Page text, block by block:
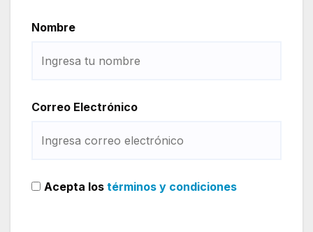
Nombre
Correo Electrónico
Acepta los términos y condiciones